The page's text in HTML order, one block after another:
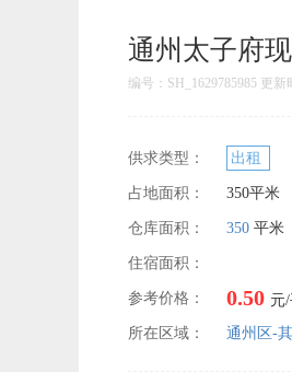
通州太子府
编号：SH_1629785985 更新
供求类型： 出租
占地面积： 350平米
仓库面积： 350 平米
住宿面积：
参考价格： 0.50 元
所在区域：
通州区-